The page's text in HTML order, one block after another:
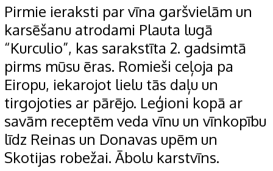
Pirmie ieraksti par vīna garšvielām un
karsēšanu atrodami Plauta lugā
“Kurculio”, kas sarakstīta 2. gadsimtā
pirms mūsu ēras. Romieši ceļoja pa
Eiropu, iekarojot lielu tās daļu un
tirgojoties ar pārējo. Leģioni kopā ar
savām receptēm veda vīnu un vīnkopību
līdz Reinas un Donavas upēm un
Skotijas robežai. Ābolu karstvīns.